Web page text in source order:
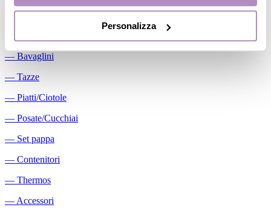
Personalizza
―Massaggiagengive
― Bavaglini
― Tazze
― Piatti/Ciotole
― Posate/Cucchiai
― Set pappa
― Contenitori
― Thermos
― Accessori